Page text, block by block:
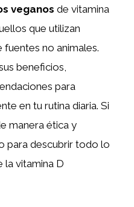
veganos de vitamina
que utilizan
no animales.
beneficios,
para
en tu rutina diaria. Si
manera ética y
para descubrir todo lo
la vitamina D